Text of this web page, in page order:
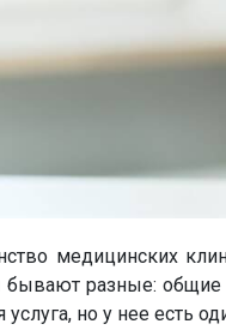
медицинских
разные: общие
услуга, но у нее есть